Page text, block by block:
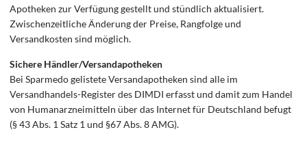
Apotheken zur Verfügung gestellt und stündlich aktualisiert.
Zwischenzeitliche Änderung der Preise, Rangfolge und
Versandkosten sind möglich.
Sichere Händler/Versandapotheken
Bei Sparmedo gelistete Versandapotheken sind alle im
Versandhandels-Register des DIMDI erfasst und damit zum Handel
von Humanarzneimitteln über das Internet für Deutschland befugt
(§ 43 Abs. 1 Satz 1 und §67 Abs. 8 AMG).